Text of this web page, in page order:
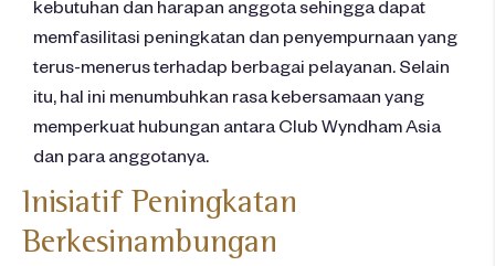
kebutuhan dan harapan anggota sehingga dapat
memfasilitasi peningkatan dan penyempurnaan yang
terus-menerus terhadap berbagai pelayanan. Selain
itu, hal ini menumbuhkan rasa kebersamaan yang
memperkuat hubungan antara Club Wyndham Asia
dan para anggotanya.
Inisiatif Peningkatan
Berkesinambungan